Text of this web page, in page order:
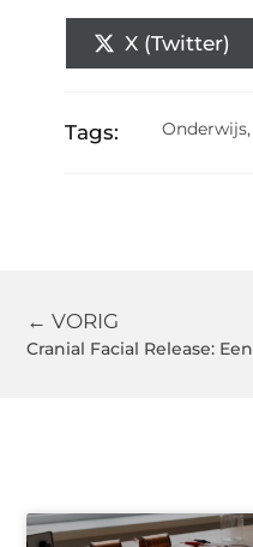
X (Twitter)
Tags: Onderwijs
← VORIG
Cranial Facial Release: